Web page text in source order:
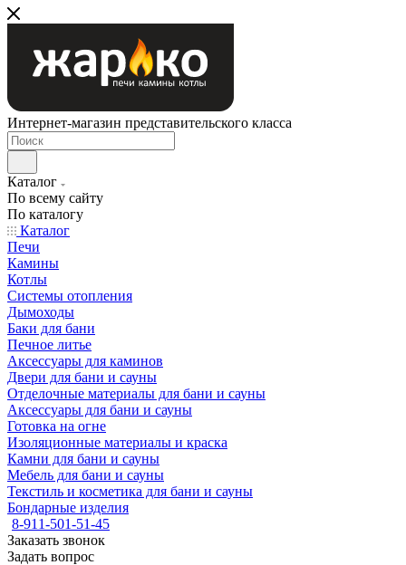
Интернет-магазин представительского класса
Каталог
По всему сайту
По каталогу
Каталог
Печи
Камины
Котлы
Системы отопления
Дымоходы
Баки для бани
Печное литье
Аксессуары для каминов
Двери для бани и сауны
Отделочные материалы для бани и сауны
Аксессуары для бани и сауны
Готовка на огне
Изоляционные материалы и краска
Камни для бани и сауны
Мебель для бани и сауны
Текстиль и косметика для бани и сауны
Бондарные изделия
8-911-501-51-45
Заказать звонок
Задать вопрос